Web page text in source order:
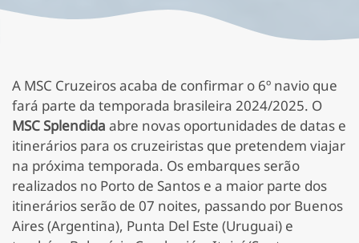
A MSC Cruzeiros acaba de confirmar o 6º navio que
fará parte da temporada brasileira 2024/2025. O
MSC Splendida abre novas oportunidades de datas e
itinerários para os cruzeiristas que pretendem viajar
na próxima temporada. Os embarques serão
realizados no Porto de Santos e a maior parte dos
itinerários serão de 07 noites, passando por Buenos
Aires (Argentina), Punta Del Este (Uruguai) e